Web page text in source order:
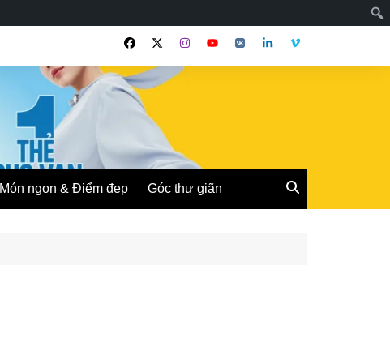
Món ngon & Điểm đẹp Góc thư giãn